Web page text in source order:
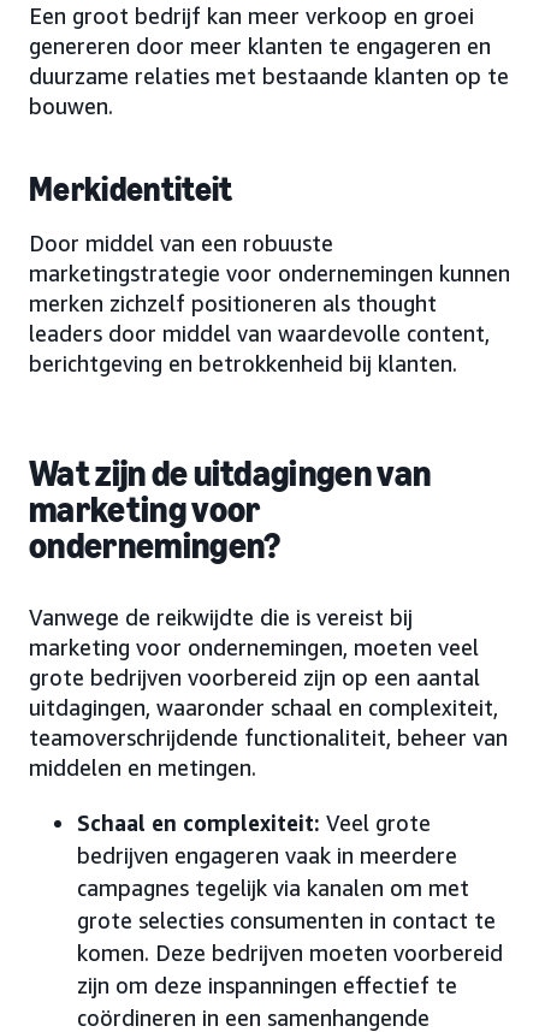
Een groot bedrijf kan meer verkoop en groei
genereren door meer klanten te engageren en
duurzame relaties met bestaande klanten op te
bouwen.
Merkidentiteit
Door middel van een robuuste
marketingstrategie voor ondernemingen kunnen
merken zichzelf positioneren als thought
leaders door middel van waardevolle content,
berichtgeving en betrokkenheid bij klanten.
Wat zijn de uitdagingen van
marketing voor
ondernemingen?
Vanwege de reikwijdte die is vereist bij
marketing voor ondernemingen, moeten veel
grote bedrijven voorbereid zijn op een aantal
uitdagingen, waaronder schaal en complexiteit,
teamoverschrijdende functionaliteit, beheer van
middelen en metingen.
Schaal en complexiteit: Veel grote
bedrijven engageren vaak in meerdere
campagnes tegelijk via kanalen om met
grote selecties consumenten in contact te
komen. Deze bedrijven moeten voorbereid
zijn om deze inspanningen effectief te
coördineren in een samenhangende